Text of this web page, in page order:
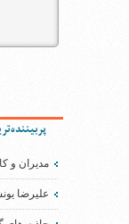
مدیران و
علیرضا